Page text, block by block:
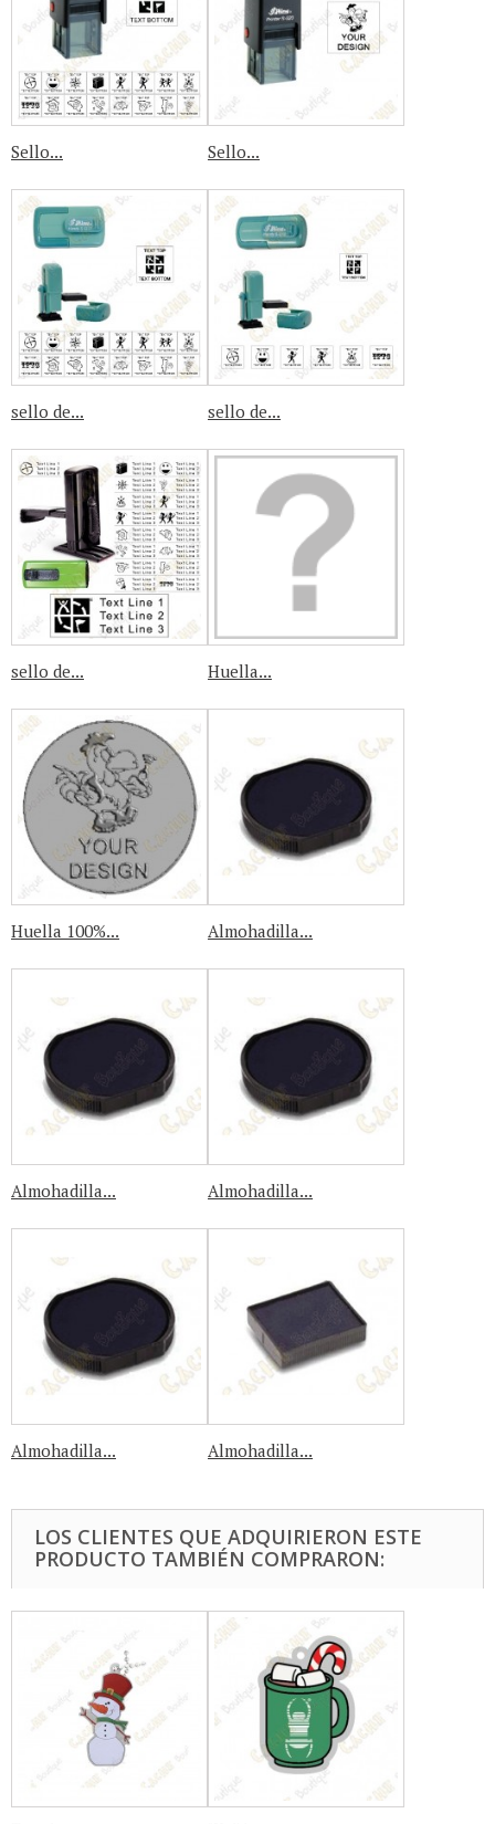
Sello... Sello...
sello de... sello de...
sello de... Huella...
Huella 100%... Almohadilla...
Almohadilla... Almohadilla...
Almohadilla... Almohadilla...
LOS CLIENTES QUE ADQUIRIERON ESTE
PRODUCTO TAMBIÉN COMPRARON: